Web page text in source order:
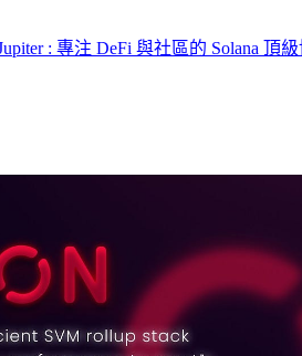
: 專注 DeFi 與社區的 Solana 頂